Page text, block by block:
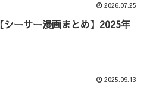
2026.07.25
【シーサー漫画まとめ】2025年
2025.09.13